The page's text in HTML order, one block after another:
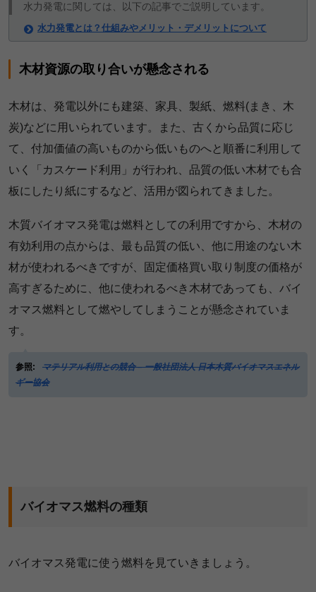
水力発電に関しては、以下の記事でご説明しています。
水力発電とは？仕組みやメリット・デメリットについて
木材資源の取り合いが懸念される
木材は、発電以外にも建築、家具、製紙、燃料(まき、木
炭)などに用いられています。また、古くから品質に応じ
て、付加価値の高いものから低いものへと順番に利用して
いく「カスケード利用」が行われ、品質の低い木材でも合
板にしたり紙にするなど、活用が図られてきました。
木質バイオマス発電は燃料としての利用ですから、木材の
有効利用の点からは、最も品質の低い、他に用途のない木
材が使われるべきですが、固定価格買い取り制度の価格が
高すぎるために、他に使われるべき木材であっても、バイ
オマス燃料として燃やしてしまうことが懸念されていま
す。
参照:
マテリアル利用との競合 – 一般社団法人 日本木質バイオマスエネル
ギー協会
バイオマス燃料の種類
バイオマス発電に使う燃料を見ていきましょう。